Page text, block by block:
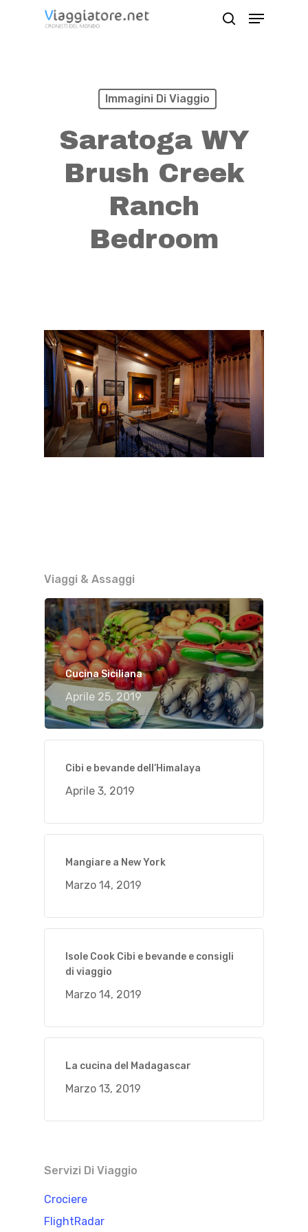
Menu
Immagini Di Viaggio
Saratoga WY
Brush Creek
Ranch
Bedroom
Viaggi & Assaggi
Cucina Siciliana
Aprile 25, 2019
Cibi e bevande dell’Himalaya
Aprile 3, 2019
Mangiare a New York
Marzo 14, 2019
Isole Cook Cibi e bevande e consigli
di viaggio
Marzo 14, 2019
La cucina del Madagascar
Marzo 13, 2019
Servizi Di Viaggio
Crociere
FlightRadar